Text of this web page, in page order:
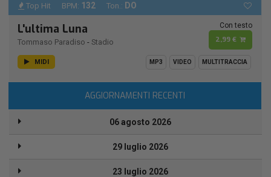
Top Hit BPM: 132 Ton.: DO
L'ultima Luna
Tommaso Paradiso - Stadio
Con testo
2,99 €
MIDI MP3 VIDEO MULTITRACCIA
AGGIORNAMENTI RECENTI
06 agosto 2026
29 luglio 2026
23 luglio 2026